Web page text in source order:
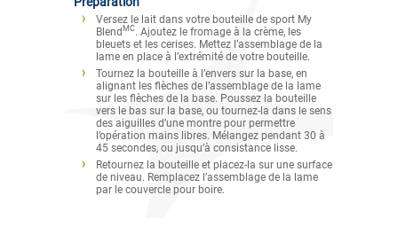
Versez le lait dans votre bouteille de sport My
Blend MC. Ajoutez le fromage à la crème, les
bleuets et les cerises. Mettez l’assemblage de la
lame en place à l’extrémité de votre bouteille.
Tournez la bouteille à l’envers sur la base, en
alignant les flèches de l’assemblage de la lame
sur les flèches de la base. Poussez la bouteille
vers le bas sur la base, ou tournez-la dans le sens
des aiguilles d’une montre pour permettre
l’opération mains libres. Mélangez pendant 30 à
45 secondes, ou jusqu’à consistance lisse.
Retournez la bouteille et placez-la sur une surface
de niveau. Remplacez l’assemblage de la lame
par le couvercle pour boire.